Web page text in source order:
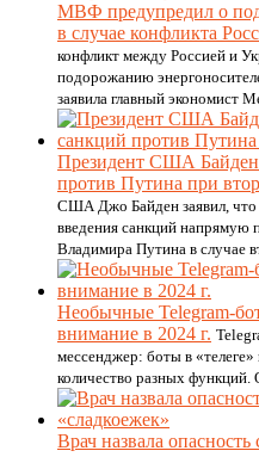
МВФ предупредил о
в случае конфликта
конфликт между Россией и
подорожанию
заявила главный
Президент США Байден
против Путина при
США Джо Байден заявил, что
введения санкций напрямую
Владимира Путина в случае
Необычные Telegram-
внимание в 2024 г.
мессенджер: боты в
количество разных
Врач назвала